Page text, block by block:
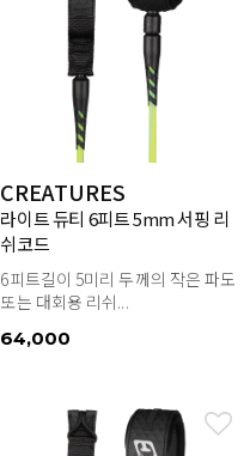
CREATURES
라이트 듀티 6피트 5mm 서핑 리
쉬코드
6피트길이 5미리 두께의 작은 파도
또는 대회용 리쉬...
64,000